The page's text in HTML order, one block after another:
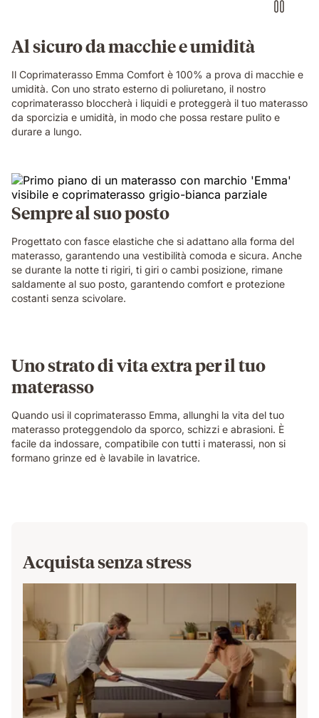
Al sicuro da macchie e umidità
Il Coprimaterasso Emma Comfort è 100% a prova di macchie e
umidità. Con uno strato esterno di poliuretano, il nostro
coprimaterasso bloccherà i liquidi e proteggerà il tuo materasso
da sporcizia e umidità, in modo che possa restare pulito e
durare a lungo.
Sempre al suo posto
Progettato con fasce elastiche che si adattano alla forma del
materasso, garantendo una vestibilità comoda e sicura. Anche
se durante la notte ti rigiri, ti giri o cambi posizione, rimane
saldamente al suo posto, garantendo comfort e protezione
costanti senza scivolare.
Uno strato di vita extra per il tuo
materasso
Quando usi il coprimaterasso Emma, ​​allunghi la vita del tuo
materasso proteggendolo da sporco, schizzi e abrasioni. È
facile da indossare, compatibile con tutti i materassi, non si
formano grinze ed è lavabile in lavatrice.
Acquista senza stress